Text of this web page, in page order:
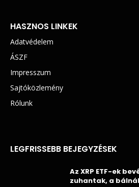
HASZNOS LINKEK
Adatvédelem
ÁSZF
Impresszum
Sajtóközlemény
Rólunk
LEGFRISSEBB BEJEGYZÉSEK
Az XRP ETF-ek
zuhantak, a